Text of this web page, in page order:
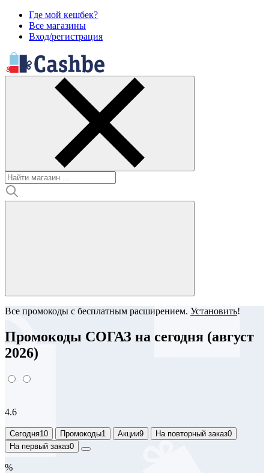
Где мой кешбек?
Все магазины
Вход/регистрация
Все промокоды с бесплатным расширением. Установить!
Промокоды СОГАЗ на сегодня (август
2026)
4.6
Сегодня10 Промокоды1 Акции9 На повторный заказ0
На первый заказ0
%